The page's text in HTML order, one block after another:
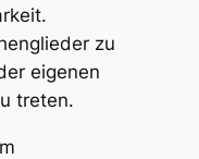
zu
eigenen
treten.